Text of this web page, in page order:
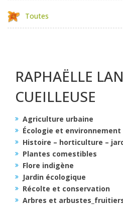
Toutes
RAPHAËLLE
CUEILLEUSE
Agriculture urbaine
Écologie et environnement
Histoire – horticulture –
Plantes comestibles
Flore indigène
Jardin écologique
Récolte et conservation
Arbres et